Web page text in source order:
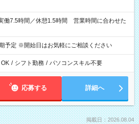
予定 ※開始日はお気軽にご相談ください
/ シフト勤務 / パソコンスキル不要
応募する 詳細へ
掲載日：2026.08.04